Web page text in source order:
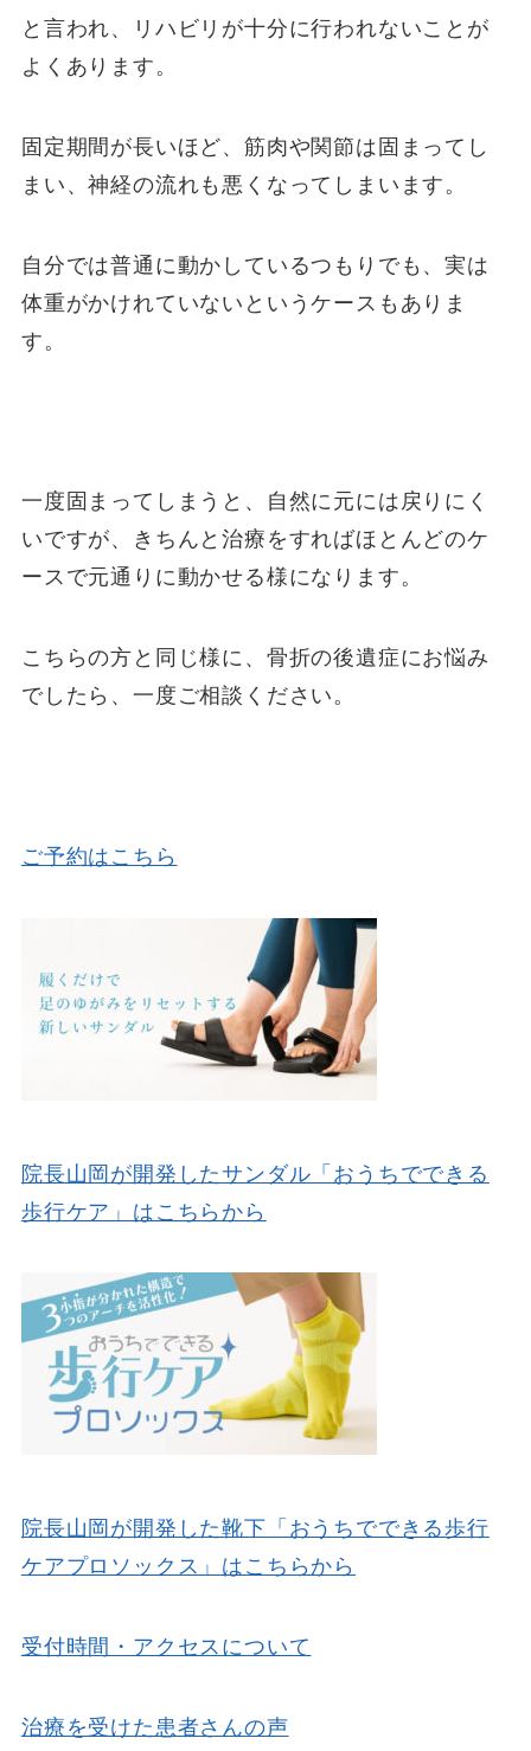
と言われ、リハビリが十分に行われないことが
よくあります。
固定期間が長いほど、筋肉や関節は固まってし
まい、神経の流れも悪くなってしまいます。
自分では普通に動かしているつもりでも、実は
体重がかけれていないというケースもありま
す。
一度固まってしまうと、自然に元には戻りにく
いですが、きちんと治療をすればほとんどのケ
ースで元通りに動かせる様になります。
こちらの方と同じ様に、骨折の後遺症にお悩み
でしたら、一度ご相談ください。
ご予約はこちら
院長山岡が開発したサンダル「おうちでできる
歩行ケア」はこちらから
院長山岡が開発した靴下「おうちでできる歩行
ケアプロソックス」はこちらから
受付時間・アクセスについて
治療を受けた患者さんの声